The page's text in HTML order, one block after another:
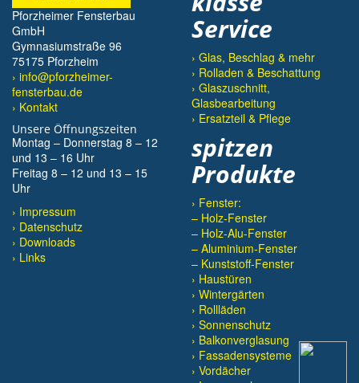
Pforzheimer Fensterbau
GmbH
Gymnasiumstraße 96
75175 Pforzheim
› info@pforzheimer-
fensterbau.de
› Kontakt
Unsere Öffnungszeiten
Montag – Donnerstag 8 – 12
und 13 – 16 Uhr
Freitag 8 – 12 und 13 – 15
Uhr
Impressum
Datenschutz
Downloads
Links
Service
› Glas, Beschlag & mehr
› Rolladen & Beschattung
› Glaszuschnitt,
Glasbearbeitung
› Ersatzteil & Pflege
spitzen
Produkte
› Fenster:
– Holz-Fenster
– Holz-Alu-Fenster
– Aluminium-Fenster
– Kunststoff-Fenster
› Haustüren
› Wintergärten
› Rollläden
› Sonnenschutz
› Balkonverglasung
› Fassadensysteme
› Vordächer